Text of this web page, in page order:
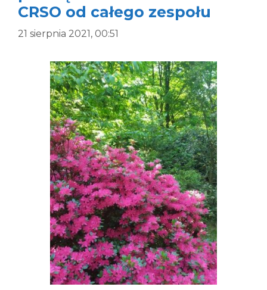
CRSO od całego zespołu
21 sierpnia 2021, 00:51